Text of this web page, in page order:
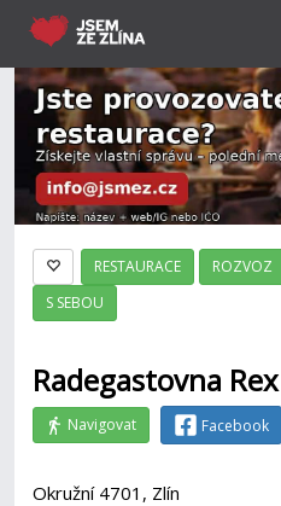
RESTAURACE
ROZVOZ
S SEBOU
Radegastovna Rex
Navigovat Facebook
Okružní 4701, Zlín